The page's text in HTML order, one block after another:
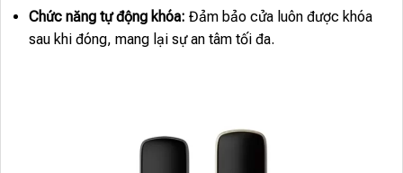
Chức năng tự động khóa: Đảm bảo cửa luôn được khóa
sau khi đóng, mang lại sự an tâm tối đa.